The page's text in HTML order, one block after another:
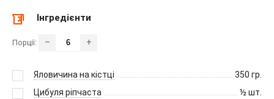
Інгредієнти
Порції: – +
Яловичина на кістці 350 гр.
Цибуля ріпчаста
½ шт.